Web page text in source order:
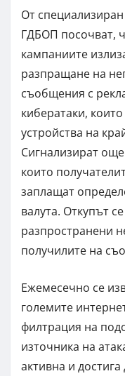
От
ГДБОП посочват,
кампаниите
разпращане на
съобщения с
кибератаки,
устройства на
Сигнализират
които
заплащат
валута. Откупът
разпространени
получилите на
Ежемесечно се
големите
филтрация на
източника на
активна и